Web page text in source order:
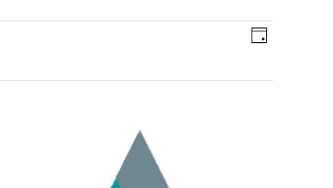
Viste
Evento
Viste
Giorno